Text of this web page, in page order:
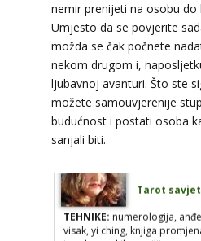
nemir prenijeti na osobu
Umjesto da se povjerite
možda se čak počnete
nekom drugom i,
ljubavnoj avanturi. Što ste
možete samouvjerenije
budućnost i postati osoba
sanjali biti.
TEHNIKE: tarot, meditacija,
energije, poruke anđela,
Broj tel: 064/
tel:0,93€ -
TEHNIKE:numerologija,
visak, yi ching, knjiga
izrada runskih amajlija